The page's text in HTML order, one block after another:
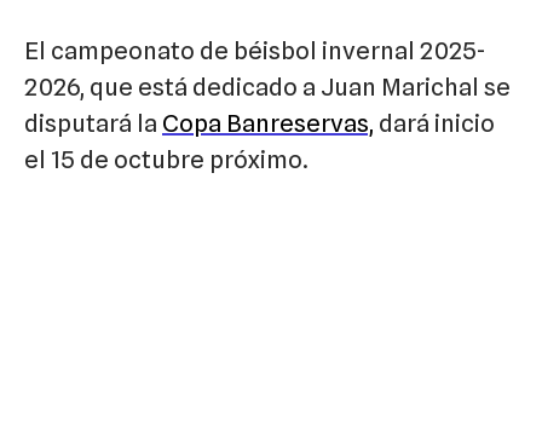
El campeonato de béisbol invernal 2025-
2026, que está dedicado a Juan Marichal se
disputará la Copa Banreservas, dará inicio
el 15 de octubre próximo.